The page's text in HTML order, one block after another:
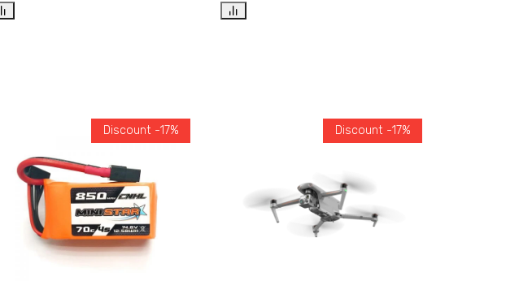
Discount -17% Discount -17%